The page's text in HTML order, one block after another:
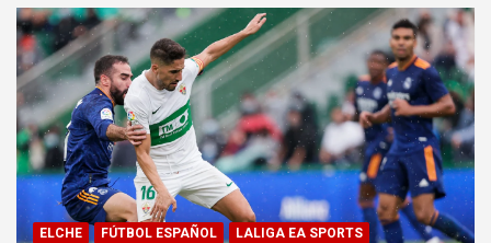
ELCHE FÚTBOL ESPAÑOL
LALIGA EA SPORTS